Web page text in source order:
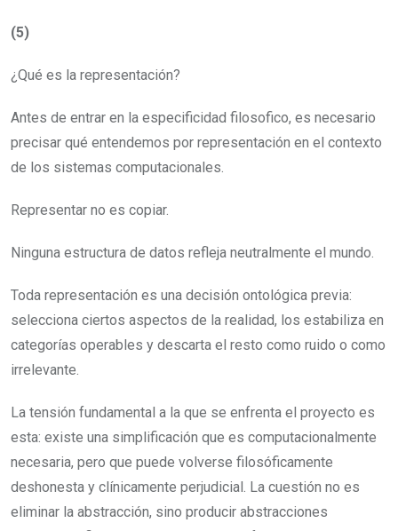
(5)
¿Qué es la representación?
Antes de entrar en la especificidad filosofico, es necesario
precisar qué entendemos por representación en el contexto
de los sistemas computacionales.
Representar no es copiar.
Ninguna estructura de datos refleja neutralmente el mundo.
Toda representación es una decisión ontológica previa:
selecciona ciertos aspectos de la realidad, los estabiliza en
categorías operables y descarta el resto como ruido o como
irrelevante.
La tensión fundamental a la que se enfrenta el proyecto es
esta: existe una simplificación que es computacionalmente
necesaria, pero que puede volverse filosóficamente
deshonesta y clínicamente perjudicial. La cuestión no es
eliminar la abstracción, sino producir abstracciones